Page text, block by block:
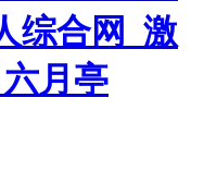
综合网_激
六月亭